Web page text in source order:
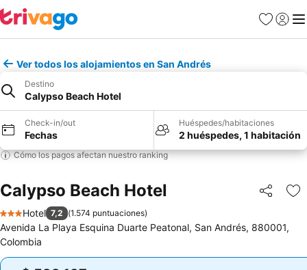
Favoritos
Iniciar
Ver todos los alojamientos en San Andrés
Destino
Calypso Beach Hotel
Check-in/out
Fechas
Huéspedes/habitaciones
2 huéspedes, 1 habitación
Cómo los pagos afectan nuestro ranking
Calypso Beach Hotel Compartir
3 Estrellas
Hotel 7,2 (1.574 puntuaciones)
Avenida La Playa Esquina Duarte Peatonal, San Andrés, 880001,
Colombia